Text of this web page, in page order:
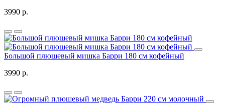
3990 р.
Большой плюшевый мишка Барри 180 см кофейный
3990 р.